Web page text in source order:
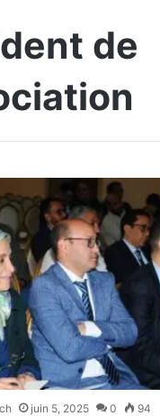
de
juin 5, 2025 0 94